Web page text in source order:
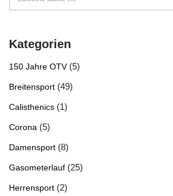
Kategorien
150 Jahre OTV(5)
Breitensport (49)
Calisthenics (1)
Corona (5)
Damensport (8)
Gasometerlauf (25)
Herrensport (2)